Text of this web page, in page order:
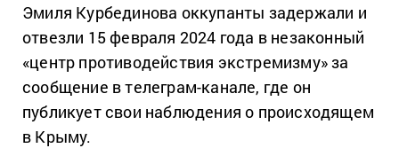
Эмиля Курбединова оккупанты задержали и
отвезли 15 февраля 2024 года в незаконный
«центр противодействия экстремизму» за
сообщение в телеграм-канале, где он
публикует свои наблюдения о происходящем
в Крыму.